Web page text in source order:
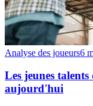
Analyse des joueurs6
Les jeunes
aujourd'hui